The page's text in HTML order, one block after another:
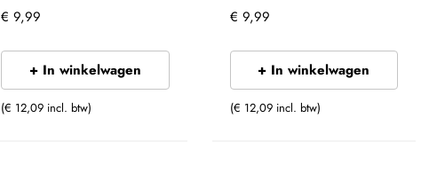
€ 9,99
+ In winkelwagen
(€ 12,09 incl. btw)
€ 9,99
+ In winkelwagen
(€ 12,09 incl. btw)